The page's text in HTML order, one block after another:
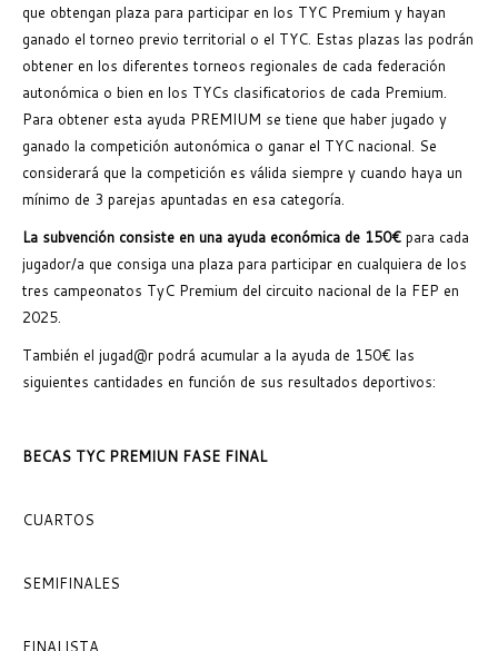
que obtengan plaza para participar en los TYC Premium y hayan
ganado el torneo previo territorial o el TYC. Estas plazas las podrán
obtener en los diferentes torneos regionales de cada federación
autonómica o bien en los TYCs clasificatorios de cada Premium.
Para obtener esta ayuda PREMIUM se tiene que haber jugado y
ganado la competición autonómica o ganar el TYC nacional. Se
considerará que la competición es válida siempre y cuando haya un
mínimo de 3 parejas apuntadas en esa categoría.
La subvención consiste en una ayuda económica de 150€ para cada
jugador/a que consiga una plaza para participar en cualquiera de los
tres campeonatos TyC Premium del circuito nacional de la FEP en
2025.
También el jugad@r podrá acumular a la ayuda de 150€ las
siguientes cantidades en función de sus resultados deportivos:
BECAS TYC PREMIUN FASE FINAL
CUARTOS
SEMIFINALES
FINALISTA